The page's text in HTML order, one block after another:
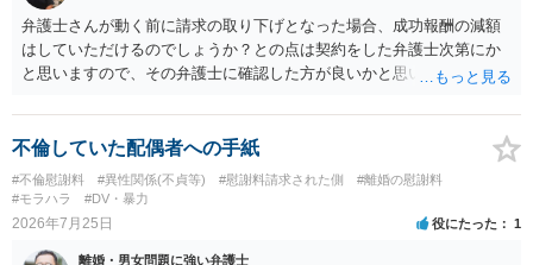
れるため、 120万円のみについて交渉を続けることがベターかと存じ
ます。
弁護士さんが動く前に請求の取り下げとなった場合、成功報酬の減額
はしていただけるのでしょうか？との点は契約をした弁護士次第にか
と思いますので、その弁護士に確認した方が良いかと思います。ご参
不倫していた配偶者への手紙
#不倫慰謝料 #異性関係(不貞等) #慰謝料請求された側
#離婚の慰謝料
#モラハラ
#DV・暴力
2026年7月25日 役にたった 1
離婚・男女問題に強い弁護士